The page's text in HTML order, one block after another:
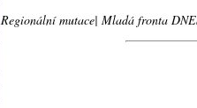
Regionální mutace| Mladá fronta